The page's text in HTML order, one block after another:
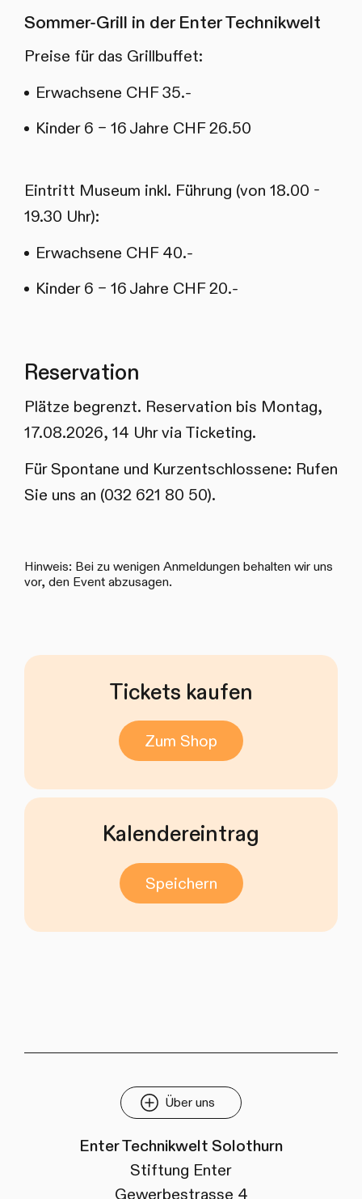
Sommer-Grill in der Enter Technikwelt
Preise für das Grillbuffet:
Erwachsene CHF 35.-
Kinder 6 – 16 Jahre CHF 26.50
Eintritt Museum inkl. Führung (von 18.00 -
19.30 Uhr):
Erwachsene CHF 40.-
Kinder 6 – 16 Jahre CHF 20.-
Reservation
Plätze begrenzt. Reservation bis Montag,
17.08.2026, 14 Uhr via Ticketing.
Für Spontane und Kurzentschlossene: Rufen
Sie uns an (032 621 80 50).
Hinweis: Bei zu wenigen Anmeldungen behalten wir uns
vor, den Event abzusagen.
Tickets kaufen
Zum Shop
Kalendereintrag
Speichern
Über uns
Enter Technikwelt Solothurn
Stiftung Enter
Gewerbestrasse 4